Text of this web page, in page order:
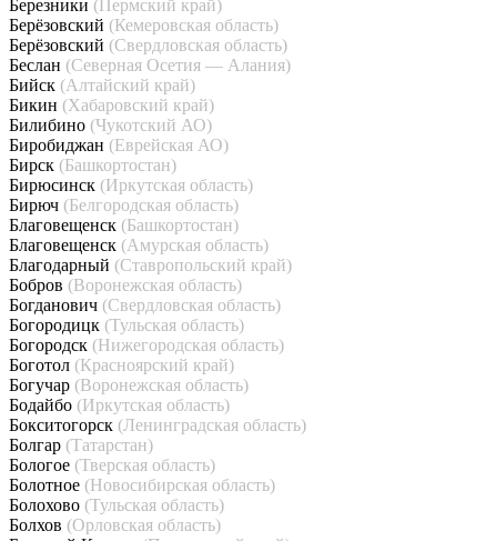
Березники (Пермский край)
Берёзовский (Кемеровская область)
Берёзовский (Свердловская область)
Беслан (Северная Осетия — Алания)
Бийск (Алтайский край)
Бикин (Хабаровский край)
Билибино (Чукотский АО)
Биробиджан (Еврейская АО)
Бирск (Башкортостан)
Бирюсинск (Иркутская область)
Бирюч (Белгородская область)
Благовещенск (Башкортостан)
Благовещенск (Амурская область)
Благодарный (Ставропольский край)
Бобров (Воронежская область)
Богданович (Свердловская область)
Богородицк (Тульская область)
Богородск (Нижегородская область)
Боготол (Красноярский край)
Богучар (Воронежская область)
Бодайбо (Иркутская область)
Бокситогорск (Ленинградская область)
Болгар (Татарстан)
Бологое (Тверская область)
Болотное (Новосибирская область)
Болохово (Тульская область)
Болхов (Орловская область)